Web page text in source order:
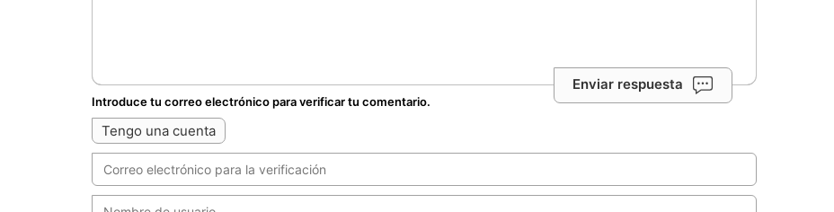
Enviar respuesta
Introduce tu correo electrónico para verificar tu comentario.
Tengo una cuenta